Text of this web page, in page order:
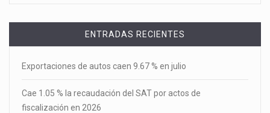
ENTRADAS RECIENTES
Exportaciones de autos caen 9.67 % en julio
Cae 1.05 % la recaudación del SAT por actos de
fiscalización en 2026